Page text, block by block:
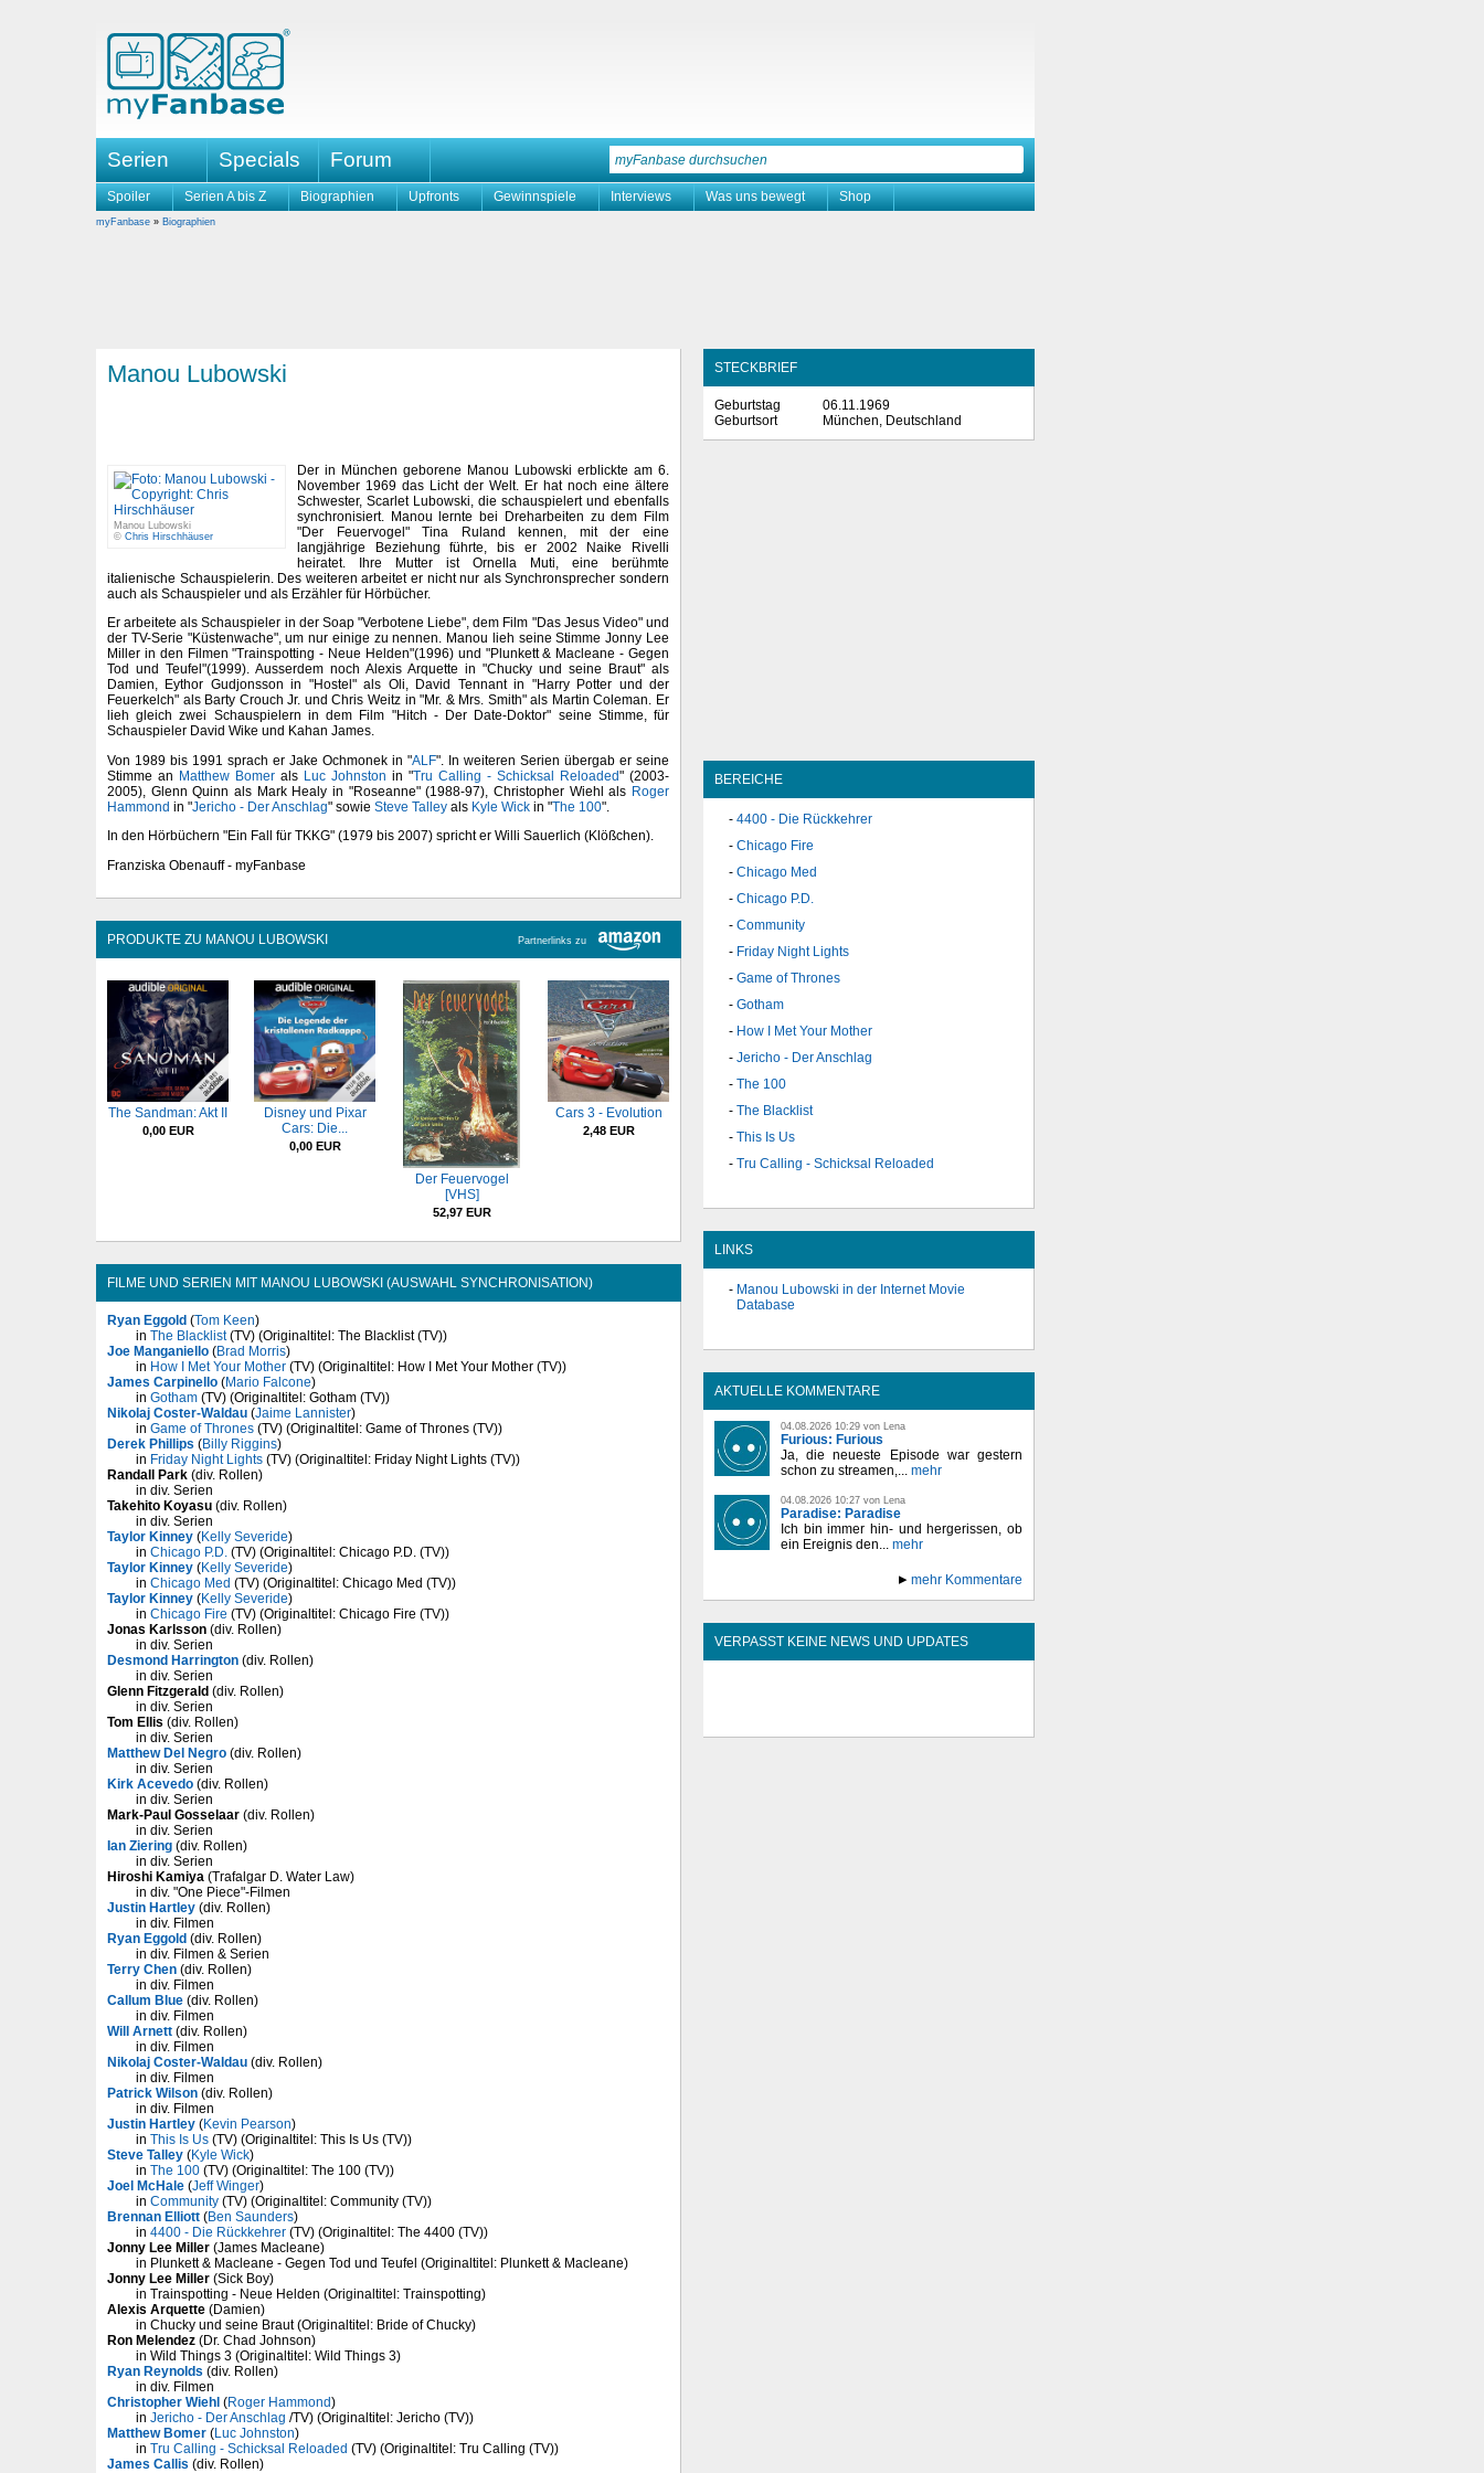
Serien Specials Forum
Spoiler Serien A bis Z Biographien Upfronts Gewinnspiele Interviews Was uns bewegt Shop
myFanbase » Biographien
Manou Lubowski
Manou Lubowski
© Chris Hirschhäuser
Der in München geborene Manou Lubowski erblickte am 6.
November 1969 das Licht der Welt. Er hat noch eine ältere
Schwester, Scarlet Lubowski, die schauspielert und ebenfalls
synchronisiert. Manou lernte bei Dreharbeiten zu dem Film
"Der Feuervogel" Tina Ruland kennen, mit der eine
langjährige Beziehung führte, bis er 2002 Naike Rivelli
heiratet. Ihre Mutter ist Ornella Muti, eine berühmte
italienische Schauspielerin. Des weiteren arbeitet er nicht nur als Synchronsprecher sondern
auch als Schauspieler und als Erzähler für Hörbücher.
Er arbeitete als Schauspieler in der Soap "Verbotene Liebe", dem Film "Das Jesus Video" und
der TV-Serie "Küstenwache", um nur einige zu nennen. Manou lieh seine Stimme Jonny Lee
Miller in den Filmen "Trainspotting - Neue Helden"(1996) und "Plunkett & Macleane - Gegen
Tod und Teufel"(1999). Ausserdem noch Alexis Arquette in "Chucky und seine Braut" als
Damien, Eythor Gudjonsson in "Hostel" als Oli, David Tennant in "Harry Potter und der
Feuerkelch" als Barty Crouch Jr. und Chris Weitz in "Mr. & Mrs. Smith" als Martin Coleman. Er
lieh gleich zwei Schauspielern in dem Film "Hitch - Der Date-Doktor" seine Stimme, für
Schauspieler David Wike und Kahan James.
Von 1989 bis 1991 sprach er Jake Ochmonek in "ALF". In weiteren Serien übergab er seine
Stimme an Matthew Bomer als Luc Johnston in "Tru Calling - Schicksal Reloaded" (2003-
2005), Glenn Quinn als Mark Healy in "Roseanne" (1988-97), Christopher Wiehl als Roger
Hammond in "Jericho - Der Anschlag" sowie Steve Talley als Kyle Wick in "The 100".
In den Hörbüchern "Ein Fall für TKKG" (1979 bis 2007) spricht er Willi Sauerlich (Klößchen).
Franziska Obenauff - myFanbase
Partnerlinks zu
PRODUKTE ZU MANOU LUBOWSKI
The Sandman: Akt II
0,00 EUR
Disney und Pixar
Cars: Die...
0,00 EUR
Der Feuervogel
[VHS]
52,97 EUR
Cars 3 - Evolution
2,48 EUR
FILME UND SERIEN MIT MANOU LUBOWSKI (AUSWAHL SYNCHRONISATION)
Ryan Eggold (Tom Keen)
in The Blacklist(TV) (Originaltitel: The Blacklist (TV))
Joe Manganiello (Brad Morris)
in How I Met Your Mother (TV) (Originaltitel: How I Met Your Mother (TV))
James Carpinello (Mario Falcone)
in Gotham (TV) (Originaltitel: Gotham (TV))
Nikolaj Coster-Waldau (Jaime Lannister)
in Game of Thrones (TV) (Originaltitel: Game of Thrones (TV))
Derek Phillips (Billy Riggins)
in Friday Night Lights (TV) (Originaltitel: Friday Night Lights (TV))
Randall Park (div. Rollen)
in div. Serien
Takehito Koyasu (div. Rollen)
in div. Serien
Taylor Kinney (Kelly Severide)
in Chicago P.D. (TV) (Originaltitel: Chicago P.D. (TV))
Taylor Kinney (Kelly Severide)
in Chicago Med (TV) (Originaltitel: Chicago Med (TV))
Taylor Kinney (Kelly Severide)
in Chicago Fire (TV) (Originaltitel: Chicago Fire (TV))
Jonas Karlsson (div. Rollen)
in div. Serien
Desmond Harrington (div. Rollen)
in div. Serien
Glenn Fitzgerald (div. Rollen)
in div. Serien
Tom Ellis (div. Rollen)
in div. Serien
Matthew Del Negro (div. Rollen)
in div. Serien
Kirk Acevedo (div. Rollen)
in div. Serien
Mark-Paul Gosselaar (div. Rollen)
in div. Serien
Ian Ziering (div. Rollen)
in div. Serien
Hiroshi Kamiya (Trafalgar D. Water Law)
in div. "One Piece"-Filmen
Justin Hartley (div. Rollen)
in div. Filmen
Ryan Eggold (div. Rollen)
in div. Filmen & Serien
Terry Chen (div. Rollen)
in div. Filmen
Callum Blue (div. Rollen)
in div. Filmen
Will Arnett (div. Rollen)
in div. Filmen
Nikolaj Coster-Waldau (div. Rollen)
in div. Filmen
Patrick Wilson (div. Rollen)
in div. Filmen
Justin Hartley (Kevin Pearson)
in This Is Us (TV) (Originaltitel: This Is Us (TV))
Steve Talley (Kyle Wick)
in The 100 (TV) (Originaltitel: The 100 (TV))
Joel McHale (Jeff Winger)
in Community (TV) (Originaltitel: Community (TV))
Brennan Elliott (Ben Saunders)
in 4400 - Die Rückkehrer (TV) (Originaltitel: The 4400 (TV))
Jonny Lee Miller (James Macleane)
in Plunkett & Macleane - Gegen Tod und Teufel (Originaltitel: Plunkett & Macleane)
Jonny Lee Miller (Sick Boy)
in Trainspotting - Neue Helden (Originaltitel: Trainspotting)
Alexis Arquette (Damien)
in Chucky und seine Braut (Originaltitel: Bride of Chucky)
Ron Melendez (Dr. Chad Johnson)
in Wild Things 3 (Originaltitel: Wild Things 3)
Ryan Reynolds (div. Rollen)
in div. Filmen
Christopher Wiehl (Roger Hammond)
in Jericho - Der Anschlag /TV) (Originaltitel: Jericho (TV))
Matthew Bomer (Luc Johnston)
in Tru Calling - Schicksal Reloaded (TV) (Originaltitel: Tru Calling (TV))
James Callis (div. Rollen)
STECKBRIEF
Geburtstag
06.11.1969
Geburtsort
München, Deutschland
BEREICHE
4400 - Die Rückkehrer
Chicago Fire
Chicago Med
Chicago P.D.
Community
Friday Night Lights
Game of Thrones
Gotham
How I Met Your Mother
Jericho - Der Anschlag
The 100
The Blacklist
This Is Us
Tru Calling - Schicksal Reloaded
LINKS
Manou Lubowski in der Internet Movie
Database
AKTUELLE KOMMENTARE
04.08.2026 10:29 von Lena
Furious: Furious
Ja, die neueste Episode war gestern
schon zu streamen,... mehr
04.08.2026 10:27 von Lena
Paradise: Paradise
Ich bin immer hin- und hergerissen, ob
ein Ereignis den... mehr
mehr Kommentare
VERPASST KEINE NEWS UND UPDATES